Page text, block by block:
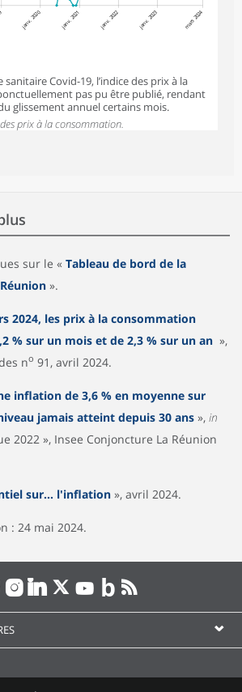
janv. 2020 janv. 2021 janv. 2022 janv. 2023 mars 2024
Covid-19, l’indice des prix à la
pas pu être publié, rendant
glissement annuel certains mois.
prix à la consommation.
sur le « Tableau de bord de la
».
2024, les prix à la consommation
% sur un mois et de 2,3 % sur un an »,
no 91, avril 2024.
inflation de 3,6 % en moyenne sur
jamais atteint depuis 30 ans », in
2022 », Insee Conjoncture La Réunion
sur… l'inflation », avril 2024.
: 24 mai 2024.